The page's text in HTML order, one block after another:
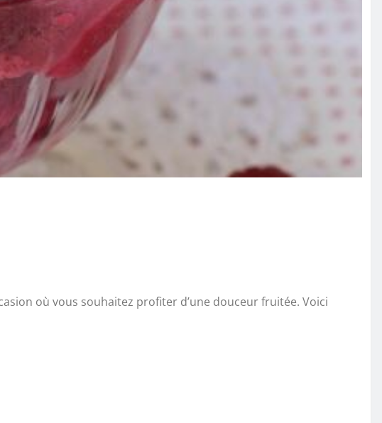
où vous souhaitez profiter d’une douceur fruitée. Voici